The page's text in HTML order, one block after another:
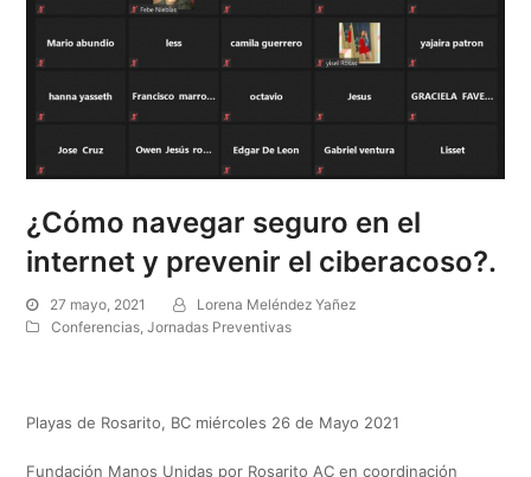
¿Cómo navegar seguro en el
internet y prevenir el ciberacoso?.
27 mayo, 2021
Lorena Meléndez Yañez
Conferencias ,Jornadas Preventivas
Playas de Rosarito, BC miércoles 26 de Mayo 2021
Fundación Manos Unidas por Rosarito AC en coordinación